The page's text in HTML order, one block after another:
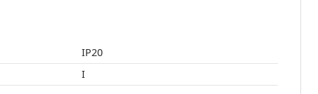
IP20
I